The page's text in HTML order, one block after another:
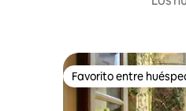
Favorito entre
Favorito entre